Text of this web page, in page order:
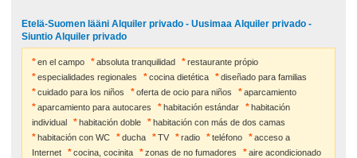
Etelä-Suomen lääni Alquiler privado - Uusimaa Alquiler privado -
Siuntio Alquiler privado
en el campo absoluta tranquilidad
restaurante própio
especialidades regionales
cocina dietética
diseñado para familias
cuidado para los niños
oferta de ocio para niños
aparcamiento
aparcamiento para autocares
habitación estándar
habitación
individual
habitación doble
habitación con más de dos camas
habitación con WC
ducha TV radio teléfono
acceso a
Internet
cocina, cocinita zonas de no fumadores
aire acondicionado